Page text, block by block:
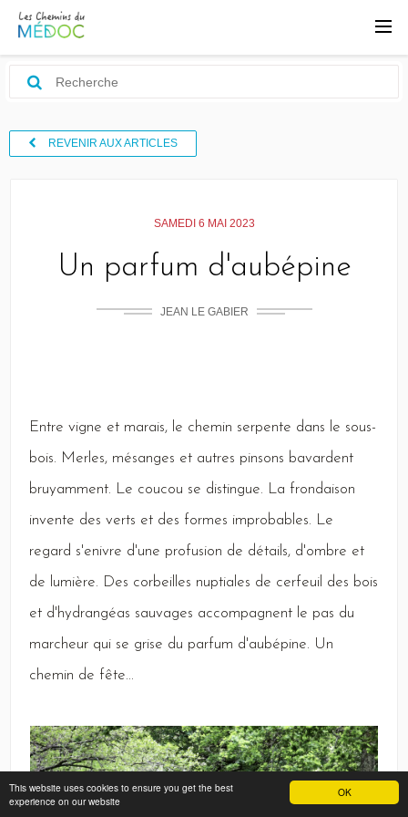
OK
This website uses cookies to ensure you get the best
experience on our website
REVENIR AUX ARTICLES
SAMEDI 6 MAI 2023
Un parfum d'aubépine
JEAN LE GABIER
Entre vigne et marais, le chemin serpente dans le sous-
bois. Merles, mésanges et autres pinsons bavardent
bruyamment. Le coucou se distingue. La frondaison
invente des verts et des formes improbables. Le
regard s'enivre d'une profusion de détails, d'ombre et
de lumière. Des corbeilles nuptiales de cerfeuil des bois
et d'hydrangéas sauvages accompagnent le pas du
marcheur qui se grise du parfum d'aubépine. Un
chemin de fête...